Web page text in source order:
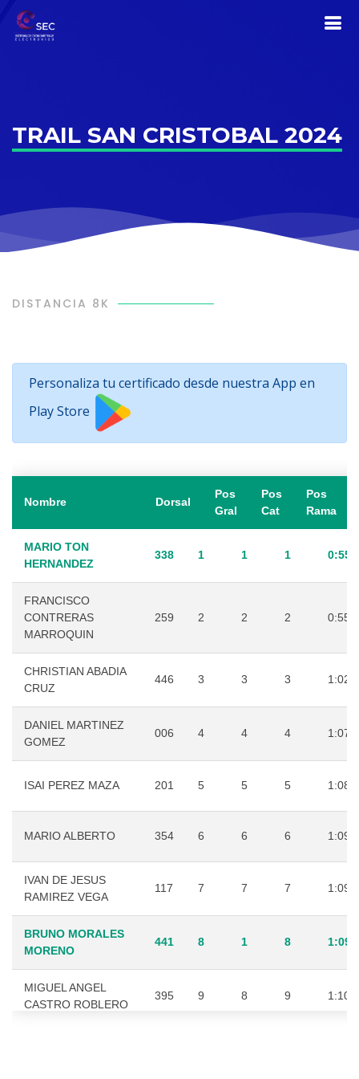
TRAIL SAN CRISTOBAL 2024
DISTANCIA 8K
Personaliza tu certificado desde nuestra App en
Play Store
Nombre Dorsal
Pos
Gral
Pos
Cat
Pos
Rama
MARIO TON
HERNANDEZ
338 1 1 1
FRANCISCO
CONTRERAS
MARROQUIN
259 2 2 2
CHRISTIAN ABADIA
CRUZ
446 3 3 3
DANIEL MARTINEZ
GOMEZ
006 4 4 4
ISAI PEREZ MAZA 201 5 5 5
MARIO ALBERTO 354 6 6 6
IVAN DE JESUS
RAMIREZ VEGA
117 7 7 7
BRUNO MORALES
MORENO
441 8 1 8
MIGUEL ANGEL
CASTRO ROBLERO
395 9 8 9